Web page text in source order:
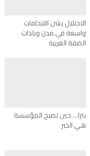
الاحتلال يشن اقتحامات
واسعة في مدن وبلدات
الضفة الغربية
بترا… حين تصبح المؤسسة
هي الخبر